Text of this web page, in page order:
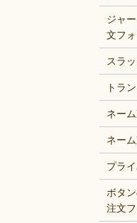
ジャ
文フ
スラ
トラ
ネー
ネー
プラ
ボタ
注文